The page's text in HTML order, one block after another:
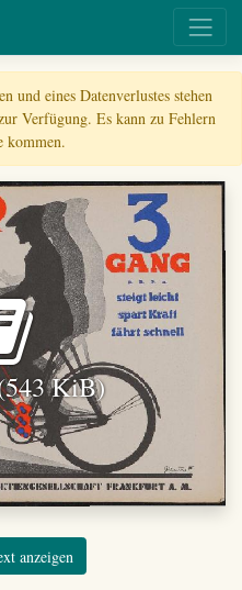
und eines Datenverlustes stehen
Verfügung. Es kann zu Fehlern
kommen.
KiB)
anzeigen